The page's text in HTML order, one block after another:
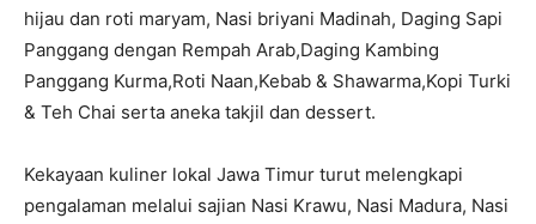
hijau dan roti maryam, Nasi briyani Madinah, Daging Sapi
Panggang dengan Rempah Arab,Daging Kambing
Panggang Kurma,Roti Naan,Kebab & Shawarma,Kopi Turki
& Teh Chai serta aneka takjil dan dessert.
Kekayaan kuliner lokal Jawa Timur turut melengkapi
pengalaman melalui sajian Nasi Krawu, Nasi Madura, Nasi